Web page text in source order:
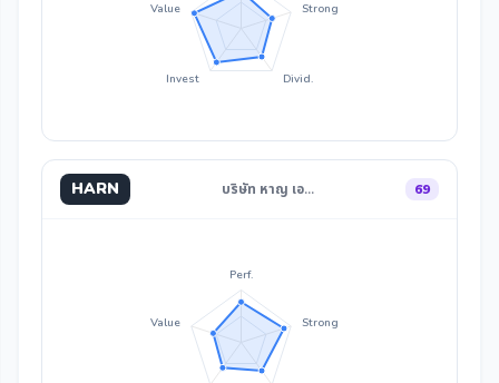
Strong
Divid.
Invest
Value
HARN บริษัท หาญ เอ… 69
Perf.
Strong
Value